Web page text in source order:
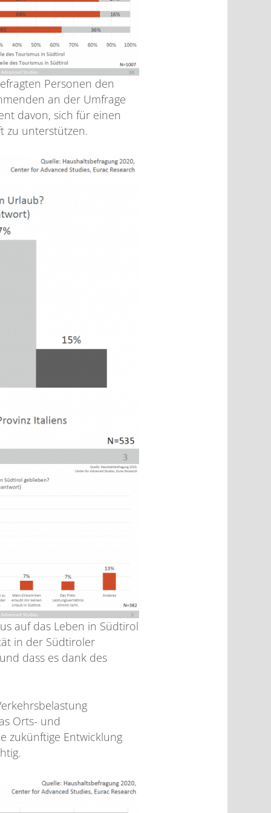
Personen den
an der Umfrage
davon, sich für einen
zu unterstützen.
auf das Leben in Südtirol
in der Südtiroler
dass es dank des
Orts- und
zukünftige Entwicklung